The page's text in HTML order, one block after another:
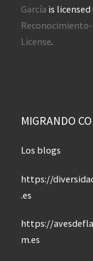
García is licensed
License.
MIGRANDO
Los blogs
https://
.es
https://
m.es